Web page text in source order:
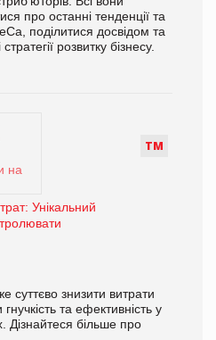
про останні тенденції та
поділитися досвідом та
розвитку бізнесу.
ТМ
Унікальний
знизити витрати
та ефективність у
Дізнайтеся більше про